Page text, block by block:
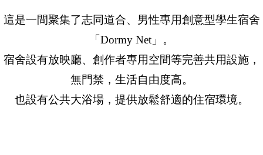
這是一間聚集了志同道合、男性專用創意型學生宿舍
「Dormy Net」。
宿舍設有放映廳、創作者專用空間等完善共用設施，
無門禁，生活自由度高。
也設有公共大浴場，提供放鬆舒適的住宿環境。